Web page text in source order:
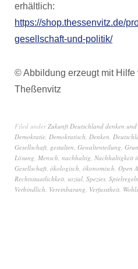
erhältlich:
https://shop.thessenvitz.de/
gesellschaft-und-politik/
© Abbildung erzeugt mit Hilfe
Theßenvitz
Filed underZukunft Deutschland denken und
Demokratie, Demokratisch, Denken,
Gesellschaft, gestalten, Gewaltenteilung,
Lösung, Mensch, nachhaltig, Nachhaltigkeit
Gesellschaft, ökologisch, ökonomisch, Open
Rechtsstaatlichkeit, sozial, Spezies, Spielregeln
Verbindlich, Vereinbarung, Verfasstheit,